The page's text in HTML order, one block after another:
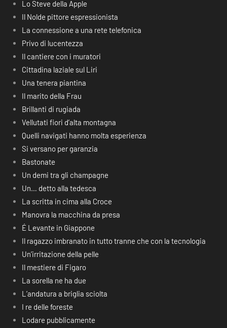
Lo Steve della Apple
Il Nolde pittore espressionista
La connessione a una rete telefonica
Privo di lucentezza
Il cantiere con i muratori
Cittadina laziale sul Liri
Una tenera piantina
Il marito della Frau
Brillanti di rugiada
Vellutati fiori d’alta montagna
Quelli navigati hanno molta esperienza
Si versano per garanzia
Bastonate
Un demi tra gli champagne
Un… detto alla tedesca
La scritta in cima alla Croce
Manovra la macchina da presa
É Levante in Giappone
Il ragazzo imbranato in tutto tranne che con la tecnologia
Un’irritazione della pelle
Il mestiere di Figaro
La sorella ne ha due
L’andatura a briglia sciolta
I re delle foreste
Lodare pubblicamente